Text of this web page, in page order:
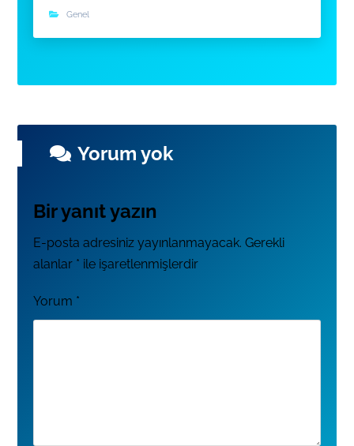
Genel
Yorum yok
Bir yanıt yazın
E-posta adresiniz yayınlanmayacak. Gerekli
alanlar * ile işaretlenmişlerdir
Yorum *